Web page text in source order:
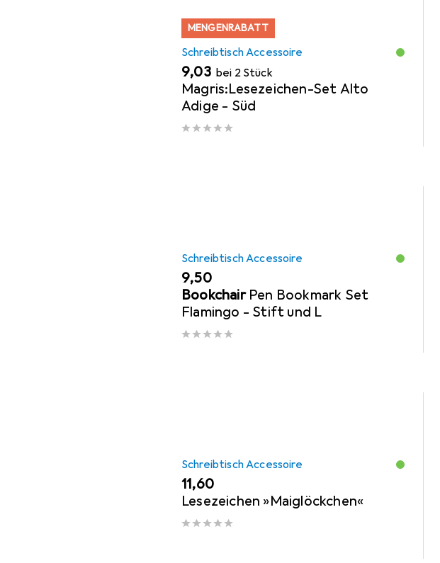
MENGENRABATT
Schreibtisch Accessoire
EUR
9,03 bei 2 Stück
Magris:Lesezeichen-Set Alto
Adige - Süd
Schreibtisch Accessoire
EUR
9,50
Bookchair Pen Bookmark Set
Flamingo - Stift und L
Schreibtisch Accessoire
EUR
11,60
Lesezeichen »Maiglöckchen«